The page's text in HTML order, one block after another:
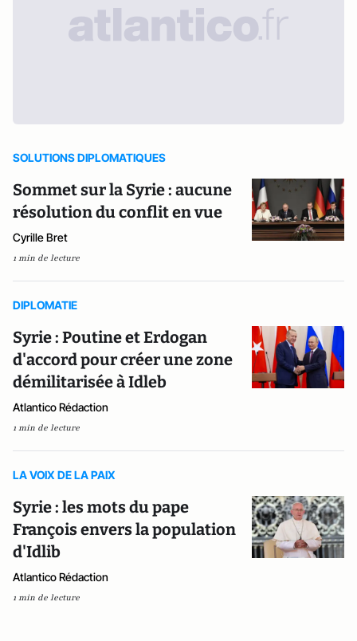
SOLUTIONS DIPLOMATIQUES
Sommet sur la Syrie : aucune
résolution du conflit en vue
Cyrille Bret
1 min de lecture
DIPLOMATIE
Syrie : Poutine et Erdogan
d'accord pour créer une zone
démilitarisée à Idleb
Atlantico Rédaction
1 min de lecture
LA VOIX DE LA PAIX
Syrie : les mots du pape
François envers la population
d'Idlib
Atlantico Rédaction
1 min de lecture